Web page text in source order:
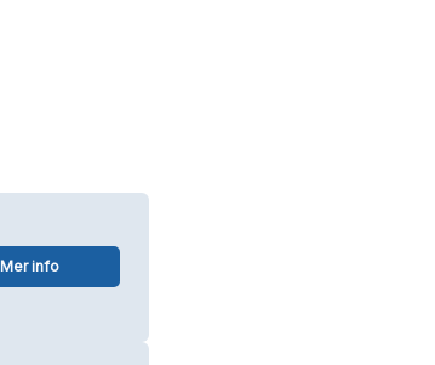
Mer info